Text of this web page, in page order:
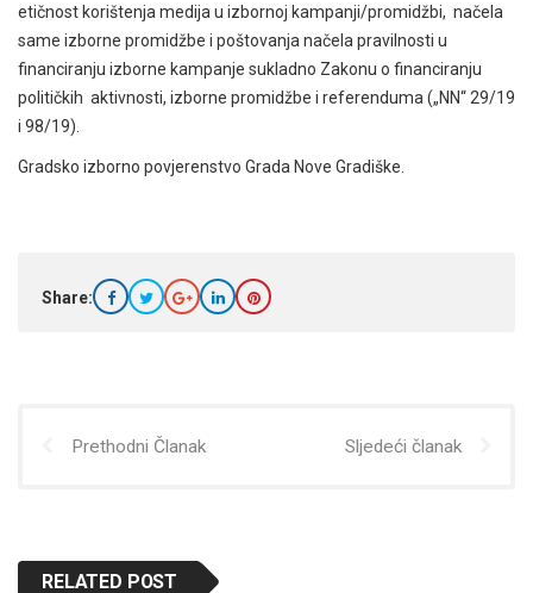
etičnost korištenja medija u izbornoj kampanji/promidžbi, načela
same izborne promidžbe i poštovanja načela pravilnosti u
financiranju izborne kampanje sukladno Zakonu o financiranju
političkih aktivnosti, izborne promidžbe i referenduma („NN“ 29/19
i 98/19).
Gradsko izborno povjerenstvo Grada Nove Gradiške.
Share:
Prethodni Članak Sljedeći članak
RELATED POST